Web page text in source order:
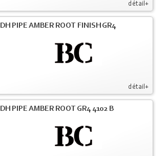
détail+
détail+
DH PIPE AMBER ROOT FINISH GR4
DH PIPE AMBER ROOT GR4 4102 B